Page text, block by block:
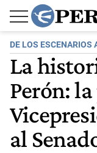
DE LOS ESCENARIOS
La
Perón:
al